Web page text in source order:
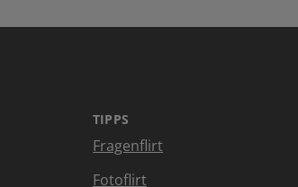
TIPPS
Fragenflirt
Fotoflirt